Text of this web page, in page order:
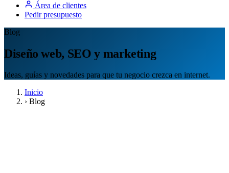
Área de clientes
Pedir presupuesto
Blog
Diseño web, SEO y marketing
Ideas, guías y novedades para que tu negocio crezca en internet.
Inicio
› Blog